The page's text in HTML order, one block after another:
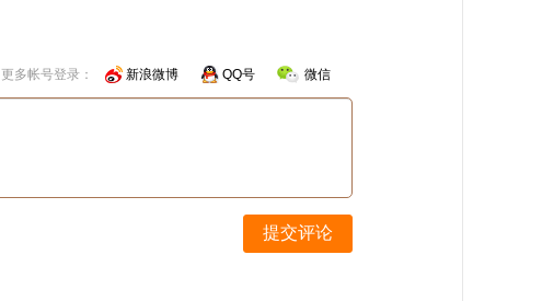
更多帐号登录： 新浪微博 QQ号 微信
提交评论